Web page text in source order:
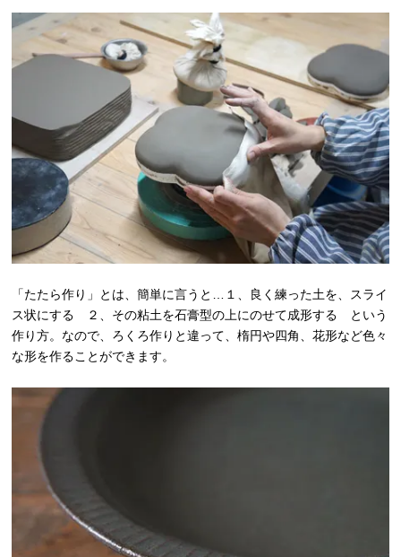
「たたら作り」とは、簡単に言うと…１、良く練った土を、スライ
ス状にする ２、その粘土を石膏型の上にのせて成形する という
作り方。なので、ろくろ作りと違って、楕円や四角、花形など色々
な形を作ることができます。